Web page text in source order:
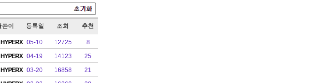
쓴이 등록일 조회 추천
HYPERX 05-10 12725
8
HYPERX 04-19 14123
25
HYPERX 03-20 16858
21